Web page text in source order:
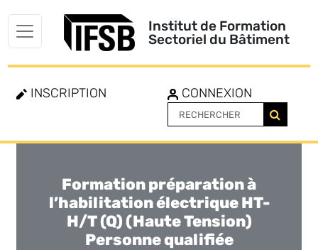
Institut de Formation
Sectoriel du Bâtiment
INSCRIPTION CONNEXION
Toggle
navigation
Formation préparation à
l’habilitation électrique HT-
H/T (Q) (Haute Tension)
Personne qualifiée